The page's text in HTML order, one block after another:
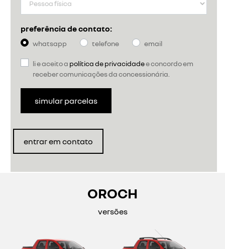
preferência de contato:
whatsapp telefone email
li e aceito a política de privacidadee concordo em
receber comunicações da concessionária.
simular parcelas
entrar em contato
OROCH
versões